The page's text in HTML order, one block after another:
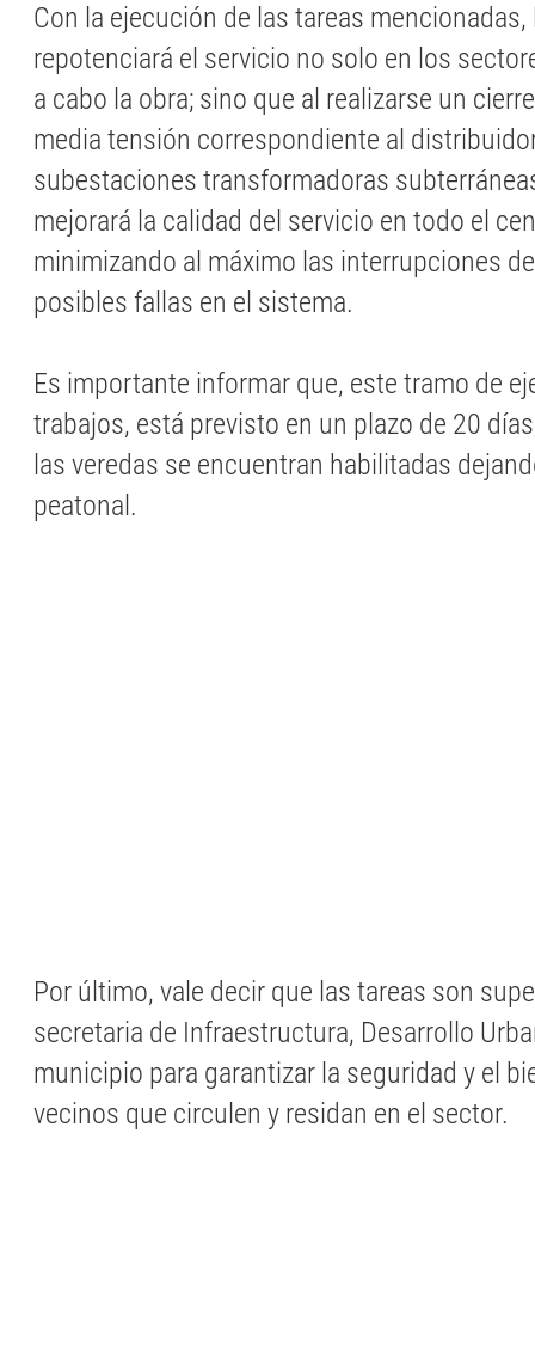
Con la ejecución de las tareas
repotenciará el servicio no solo en los
a cabo la obra; sino que al realizarse un
media tensión correspondiente al
subestaciones transformadoras
mejorará la calidad del servicio en todo el
minimizando al máximo las interrupciones
posibles fallas en el sistema.
Es importante informar que, este tramo de
trabajos, está previsto en un plazo de 20
las veredas se encuentran habilitadas
peatonal.
Por último, vale decir que las tareas son
secretaria de Infraestructura, Desarrollo
municipio para garantizar la seguridad y el
vecinos que circulen y residan en el sector.